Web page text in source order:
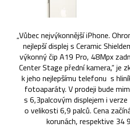
„Vůbec nejvýkonnější iPhone.
nejlepší displej s Ceramic
výkonný čip A19 Pro, 48Mpx
Center Stage přední kamera,“ je
k jeho nejlepšímu telefonu s
fotoaparáty. V prodeji bude
s 6,3palcovým displejem i
o velikosti 6,9 palců. Cena
korunách, respektive 34